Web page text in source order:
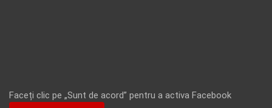
Faceți clic pe „Sunt de acord” pentru a activa Facebook